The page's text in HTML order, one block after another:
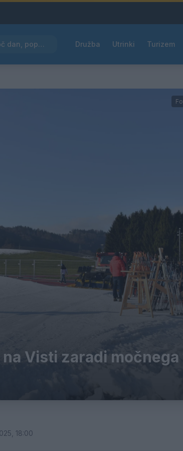
Pred nami še en vroč dan, popoldne možne nevihte Družba Utrinki Turizem
Visti zaradi močnega
18:00